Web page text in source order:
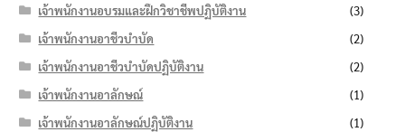
เจ้าพนักงานอบรมและฝึกวิชาชีพปฏิบัติงาน
(3)
เจ้าพนักงานอาชีวบำบัด
(2)
เจ้าพนักงานอาชีวบำบัดปฏิบัติงาน
(2)
เจ้าพนักงานอาลักษณ์
(1)
เจ้าพนักงานอาลักษณ์ปฏิบัติงาน
(1)